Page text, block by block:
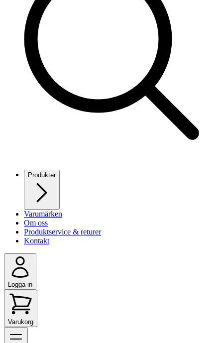
Produkter
Varumärken
Om oss
Produktservice & returer
Kontakt
Logga in
Varukorg